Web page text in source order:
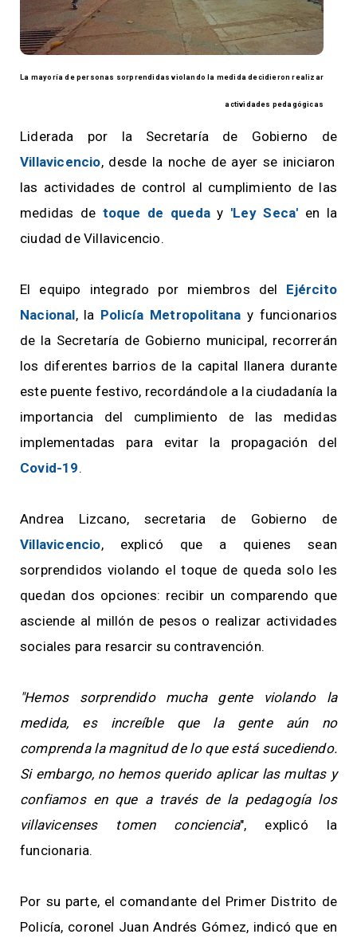
La mayoría de personas sorprendidas violando la medida decidieron realizar
actividades pedagógicas
Liderada por la Secretaría de Gobierno de
Villavicencio, desde la noche de ayer se iniciaron
las actividades de control al cumplimiento de las
medidas de toque de queday 'Ley Seca' en la
ciudad de Villavicencio.
El equipo integrado por miembros del Ejército
Nacional, la Policía Metropolitana y funcionarios
de la Secretaría de Gobierno municipal, recorrerán
los diferentes barrios de la capital llanera durante
este puente festivo, recordándole a la ciudadanía la
importancia del cumplimiento de las medidas
implementadas para evitar la propagación del
Covid-19.
Andrea Lizcano, secretaria de Gobierno de
Villavicencio, explicó que a quienes sean
sorprendidos violando el toque de queda solo les
quedan dos opciones: recibir un comparendo que
asciende al millón de pesos o realizar actividades
sociales para resarcir su contravención.
"Hemos sorprendido mucha gente violando la
medida, es increíble que la gente aún no
comprenda la magnitud de lo que está sucediendo.
Si embargo, no hemos querido aplicar las multas y
confiamos en que a través de la pedagogía los
villavicenses tomen conciencia", explicó la
funcionaria.
Por su parte, el comandante del Primer Distrito de
Policía, coronel Juan Andrés Gómez, indicó que en